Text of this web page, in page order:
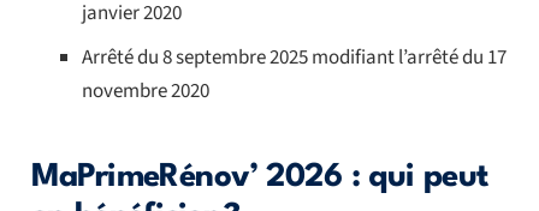
janvier 2020
Arrêté du 8 septembre 2025 modifiant l’arrêté du 17
novembre 2020
MaPrimeRénov’ 2026 : qui peut